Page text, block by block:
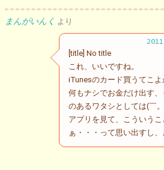
まんがいんく より
[title] No title
これ、いいですね。
iTunesのカード買うてこよ
何もナシでお金だけ出す
のあるワタシとしては(￣
アプリを見て、こういう
ぁ・・・って思い出すし、